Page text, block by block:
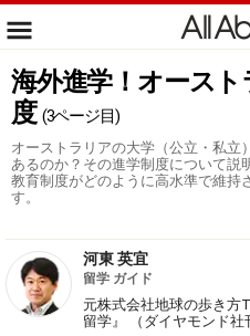
海外進学！オース
度 (3ページ目)
オーストラリアの大学（公立・私立
あるのか？その進学制度について説
教育制度がどのように高水準で維持
す。
河東 英宜
留学 ガイド
元株式会社地球の歩き方
留学』 （ダイヤモンド社